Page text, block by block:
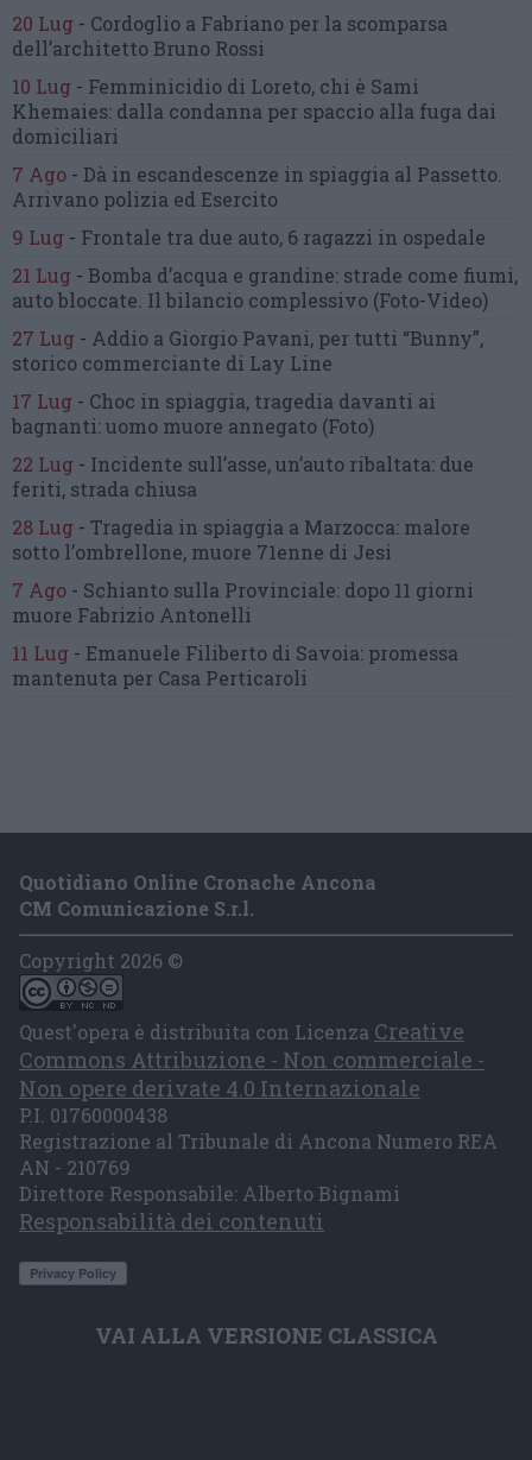
20 Lug - Cordoglio a Fabriano per la scomparsa
dell’architetto Bruno Rossi
10 Lug - Femminicidio di Loreto, chi è Sami
Khemaies: dalla condanna per spaccio alla fuga dai
domiciliari
7 Ago - Dà in escandescenze in spiaggia al Passetto.
Arrivano polizia ed Esercito
9 Lug - Frontale tra due auto, 6 ragazzi in ospedale
21 Lug - Bomba d’acqua e grandine: strade come fiumi,
auto bloccate. Il bilancio complessivo (Foto-Video)
27 Lug - Addio a Giorgio Pavani, per tutti “Bunny”,
storico commerciante di Lay Line
17 Lug - Choc in spiaggia, tragedia davanti ai
bagnanti:uomo muore annegato (Foto)
22 Lug - Incidente sull’asse, un’auto ribaltata: due
feriti, strada chiusa
28 Lug - Tragedia in spiaggia a Marzocca: malore
sotto l’ombrellone, muore 71enne di Jesi
7 Ago - Schianto sulla Provinciale: dopo 11 giorni
muore Fabrizio Antonelli
11 Lug - Emanuele Filiberto di Savoia: promessa
mantenuta per Casa Perticaroli
Quotidiano Online Cronache Ancona
CM Comunicazione S.r.l.
Copyright 2026 ©
Quest'opera è distribuita con Licenza Creative
Commons Attribuzione - Non commerciale -
Non opere derivate 4.0 Internazionale
P.I. 01760000438
Registrazione al Tribunale di Ancona Numero REA
AN - 210769
Direttore Responsabile: Alberto Bignami
Responsabilità dei contenuti
VAI ALLA VERSIONE CLASSICA